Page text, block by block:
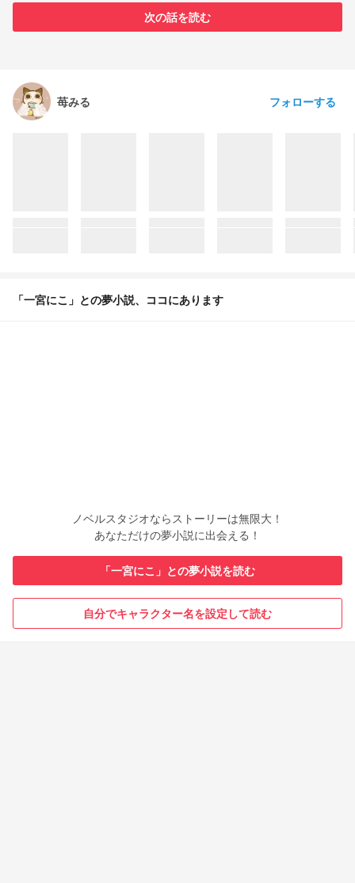
次の話を読む
苺みる フォローする
「一宮にこ」との夢小説、ココにあります
ノベルスタジオならストーリーは無限大！
あなただけの夢小説に出会える！
「一宮にこ」との夢小説を読む
自分でキャラクター名を設定して読む